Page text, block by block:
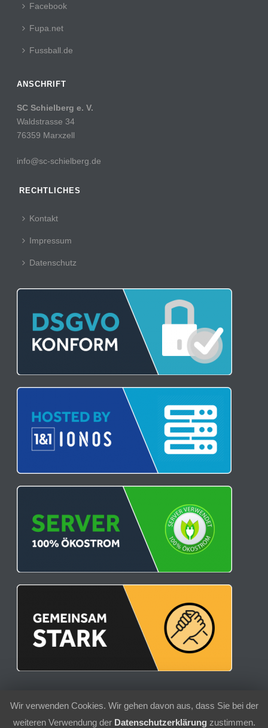
Facebook
Fupa.net
Fussball.de
ANSCHRIFT
SC Schielberg e. V.
Waldstrasse 34
76359 Marxzell
info@sc-schielberg.de
RECHTLICHES
Kontakt
Impressum
Datenschutz
© 2021 | Sport-Club 1956 Schielberg e.V.
Wir verwenden Cookies. Wir gehen davon aus, dass Sie bei der
weiteren Verwendung der Datenschutzerklärung zustimmen.